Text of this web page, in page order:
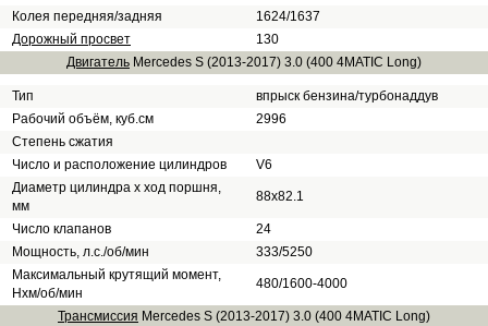
Колея передняя/задняя
1624/1637
Дорожный просвет
130
Двигатель Mercedes S (2013-2017) 3.0 (400 4MATIC Long)
Тип
впрыск бензина/турбонаддув
Рабочий объём, куб.см
2996
Степень сжатия
Число и расположение цилиндров
V6
Диаметр цилиндра х ход поршня,
мм
88x82.1
Число клапанов
24
Мощность, л.с./об/мин
333/5250
Максимальный крутящий момент,
Нхм/об/мин
480/1600-4000
Трансмиссия Mercedes S (2013-2017) 3.0 (400 4MATIC Long)